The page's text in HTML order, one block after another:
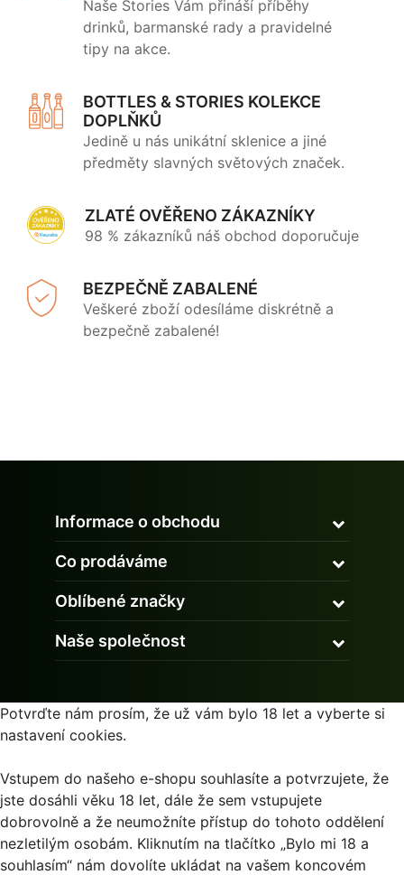
Naše Stories Vám přináší příběhy
drinků, barmanské rady a pravidelné
tipy na akce.
BOTTLES & STORIES KOLEKCE
DOPLŇKŮ
Jedině u nás unikátní sklenice a jiné
předměty slavných světových značek.
ZLATÉ OVĚŘENO ZÁKAZNÍKY
98 % zákazníků náš obchod doporučuje
BEZPEČNĚ ZABALENÉ
Veškeré zboží odesíláme diskrétně a
bezpečně zabalené!
Informace o obchodu
Co prodáváme
Oblíbené značky
Naše společnost
Potvrďte nám prosím, že už vám bylo 18 let a vyberte si
nastavení cookies.
Vstupem do našeho e-shopu souhlasíte a potvrzujete, že
jste dosáhli věku 18 let, dále že sem vstupujete
dobrovolně a že neumožníte přístup do tohoto oddělení
nezletilým osobám. Kliknutím na tlačítko „Bylo mi 18 a
souhlasím“ nám dovolíte ukládat na vašem koncovém